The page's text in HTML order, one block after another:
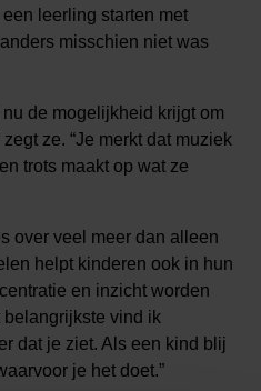
leerling starten met
misschien niet was
de mogelijkheid krijgt om
ze. “Je merkt dat muziek
trots maakt op wat ze
over veel meer dan alleen
helpt kinderen ook in hun
en inzicht worden
belangrijkste vind ik
dat je ziet. Als een kind blij
je het doet.”